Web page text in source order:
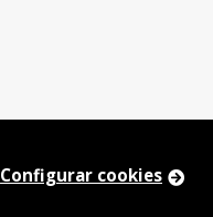
Configurar cookies